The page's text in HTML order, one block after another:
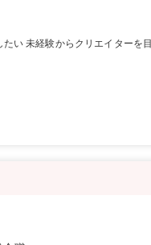
い 未経験からクリエイターを目